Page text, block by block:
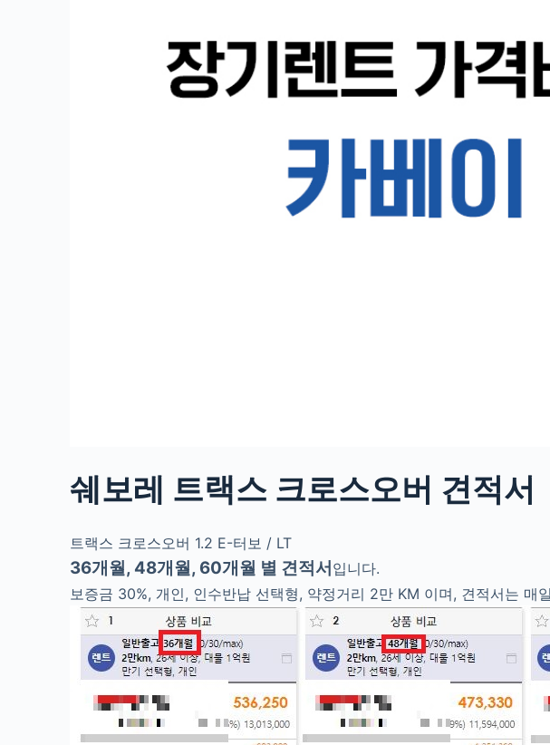
쉐보레 트랙스 크로스오버 견적서
트랙스 크로스오버 1.2 E-터보 / LT
36개월, 48개월, 60개월 별 견적서 입니다.
보증금 30%, 개인, 인수반납 선택형, 약정거리 2만 KM 이며, 견적서는 매